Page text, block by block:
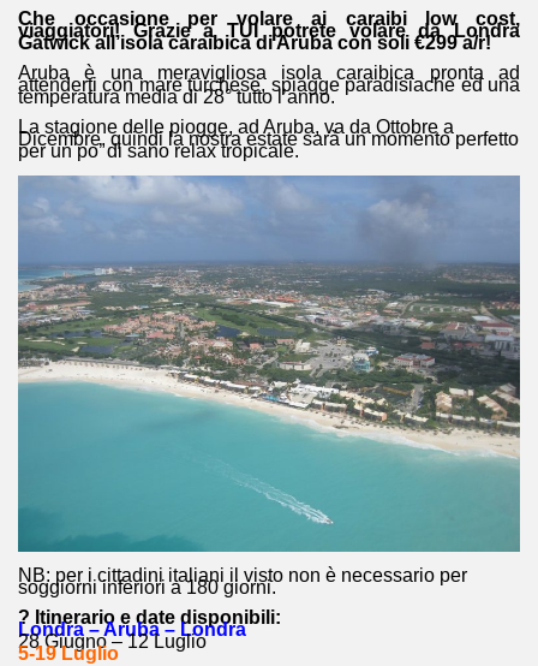
Che occasione per volare ai caraibi low cost,
viaggiatori! Grazie a TUI potrete volare da Londra
Gatwick all’isola caraibica di Aruba con soli €299 a/r!
Aruba è una meravigliosa isola caraibica pronta ad
attenderti con mare turchese, spiagge paradisiache ed una
temperatura media di 28° tutto l’anno.
La stagione delle piogge, ad Aruba, va da Ottobre a
Dicembre, quindi la nostra estate sarà un momento perfetto
per un po’ di sano relax tropicale.
NB: per i cittadini italiani il visto non è necessario per
soggiorni inferiori a 180 giorni.
? Itinerario e date disponibili:
Londra – Aruba – Londra
28 Giugno – 12 Luglio
5-19 Luglio